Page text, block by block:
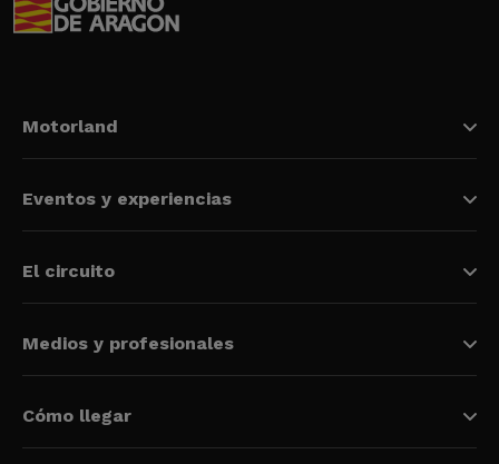
Motorland
Eventos y experiencias
El circuito
Medios y profesionales
Cómo llegar